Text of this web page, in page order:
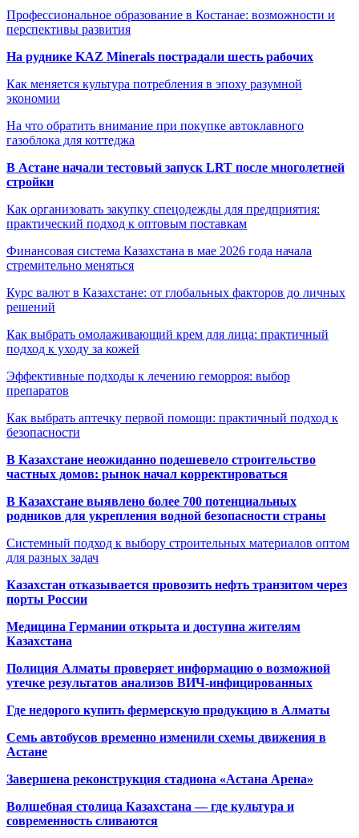
Профессиональное образование в Костанае: возможности и
перспективы развития
На руднике KAZ Minerals пострадали шесть рабочих
Как меняется культура потребления в эпоху разумной
экономии
На что обратить внимание при покупке автоклавного
газоблока для коттеджа
В Астане начали тестовый запуск LRT после многолетней
стройки
Как организовать закупку спецодежды для предприятия:
практический подход к оптовым поставкам
Финансовая система Казахстана в мае 2026 года начала
стремительно меняться
Курс валют в Казахстане: от глобальных факторов до личных
решений
Как выбрать омолаживающий крем для лица: практичный
подход к уходу за кожей
Эффективные подходы к лечению геморроя: выбор
препаратов
Как выбрать аптечку первой помощи: практичный подход к
безопасности
В Казахстане неожиданно подешевело строительство
частных домов: рынок начал корректироваться
В Казахстане выявлено более 700 потенциальных
родников для укрепления водной безопасности страны
Системный подход к выбору строительных материалов оптом
для разных задач
Казахстан отказывается провозить нефть транзитом через
порты России
Медицина Германии открыта и доступна жителям
Казахстана
Полиция Алматы проверяет информацию о возможной
утечке результатов анализов ВИЧ-инфицированных
Где недорого купить фермерскую продукцию в Алматы
Семь автобусов временно изменили схемы движения в
Астане
Завершена реконструкция стадиона «Астана Арена»
Волшебная столица Казахстана — где культура и
современность сливаются